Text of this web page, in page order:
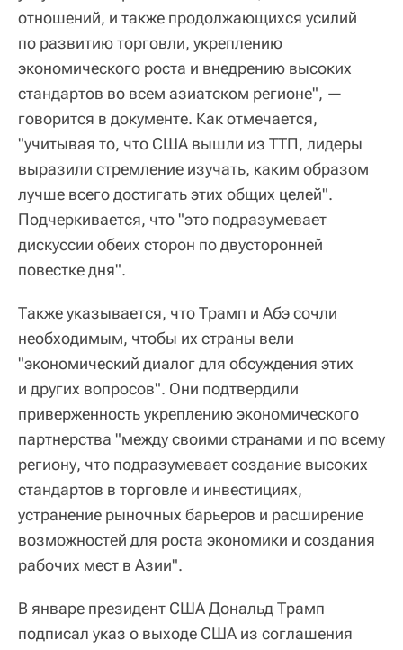
отношений, и также продолжающихся усилий
по развитию торговли, укреплению
экономического роста и внедрению высоких
стандартов во всем азиатском регионе", —
говорится в документе. Как отмечается,
"учитывая то, что США вышли из ТТП, лидеры
выразили стремление изучать, каким образом
лучше всего достигать этих общих целей".
Подчеркивается, что "это подразумевает
дискуссии обеих сторон по двусторонней
повестке дня".
Также указывается, что Трамп и Абэ сочли
необходимым, чтобы их страны вели
"экономический диалог для обсуждения этих
и других вопросов". Они подтвердили
приверженность укреплению экономического
партнерства "между своими странами и по всему
региону, что подразумевает создание высоких
стандартов в торговле и инвестициях,
устранение рыночных барьеров и расширение
возможностей для роста экономики и создания
рабочих мест в Азии".
В январе президент США Дональд Трамп
подписал указ о выходе США из соглашения